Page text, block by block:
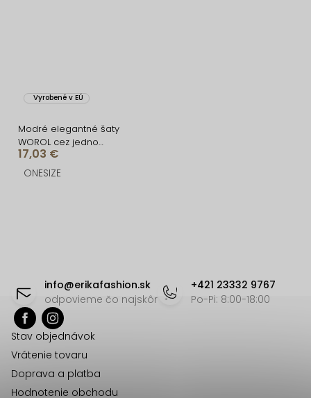
Vyrobené v EÚ
Modré elegantné šaty
WOROL cez jedno
rameno
17,03 €
ONESIZE
a
info@erikafashion.sk
odpovieme čo najskôr
+421 23332 9767
Po-Pi: 8:00-18:00
Stav objednávok
Vrátenie tovaru
Doprava a platba
Hodnotenie obchodu